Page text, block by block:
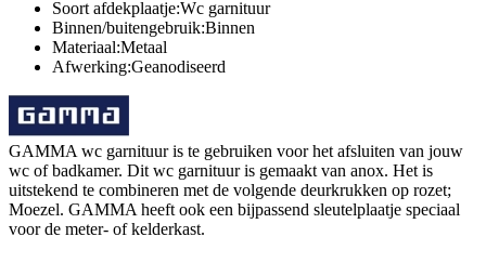
Soort afdekplaatje:Wc garnituur
Binnen/buitengebruik:Binnen
Materiaal:Metaal
Afwerking:Geanodiseerd
GAMMA wc garnituur is te gebruiken voor het afsluiten van jouw
wc of badkamer. Dit wc garnituur is gemaakt van anox. Het is
uitstekend te combineren met de volgende deurkrukken op rozet;
Moezel. GAMMA heeft ook een bijpassend sleutelplaatje speciaal
voor de meter- of kelderkast.